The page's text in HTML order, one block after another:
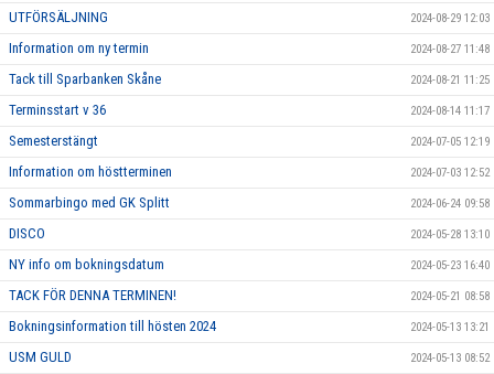
UTFÖRSÄLJNING 2024-08-29 12:03
Information om ny termin 2024-08-27 11:48
Tack till Sparbanken Skåne 2024-08-21 11:25
Terminsstart v 36 2024-08-14 11:17
Semesterstängt 2024-07-05 12:19
Information om höstterminen 2024-07-03 12:52
Sommarbingo med GK Splitt 2024-06-24 09:58
DISCO 2024-05-28 13:10
NY info om bokningsdatum 2024-05-23 16:40
TACK FÖR DENNA TERMINEN! 2024-05-21 08:58
Bokningsinformation till hösten 2024 2024-05-13 13:21
USM GULD 2024-05-13 08:52